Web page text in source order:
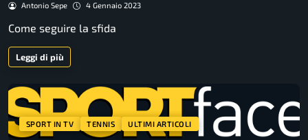
Antonio Sepe 4 Gennaio 2023
Come seguire la sfida
Leggi di più
SPORT IN TV TENNIS ULTIMI ARTICOLI